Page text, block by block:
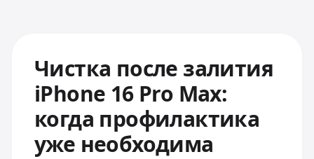
Чистка после залития
iPhone 16 Pro Max:
когда профилактика
уже необходима